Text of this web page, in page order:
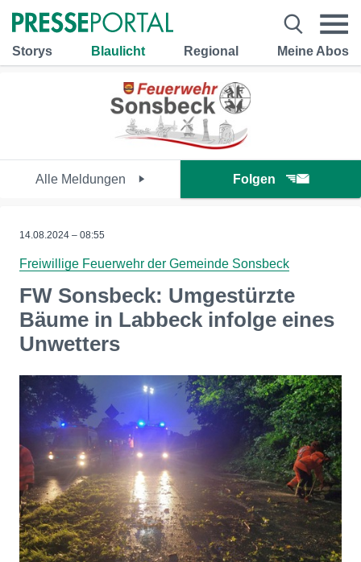
Storys Blaulicht Regional Meine Abos
Alle Meldungen Folgen
14.08.2024 – 08:55
Freiwillige Feuerwehr der Gemeinde Sonsbeck
FW Sonsbeck: Umgestürzte
Bäume in Labbeck infolge eines
Unwetters